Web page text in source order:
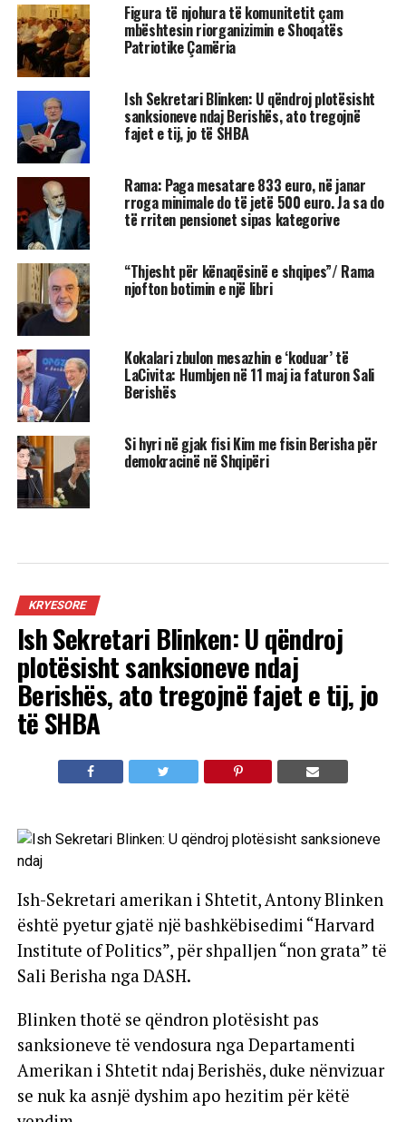
Figura të njohura të komunitetit çam
mbështesin riorganizimin e Shoqatës
Patriotike Çamëria
Ish Sekretari Blinken: U qëndroj plotësisht
sanksioneve ndaj Berishës, ato tregojnë
fajet e tij, jo të SHBA
Rama: Paga mesatare 833 euro, në janar
rroga minimale do të jetë 500 euro. Ja sa do
të rriten pensionet sipas kategorive
“Thjesht për kënaqësinë e shqipes”/ Rama
njofton botimin e një libri
Kokalari zbulon mesazhin e ‘koduar’ të
LaCivita: Humbjen në 11 maj ia faturon Sali
Berishës
Si hyri në gjak fisi Kim me fisin Berisha për
demokracinë në Shqipëri
KRYESORE
Ish Sekretari Blinken: U qëndroj
plotësisht sanksioneve ndaj
Berishës, ato tregojnë fajet e tij, jo
të SHBA
Ish-Sekretari amerikan i Shtetit, Antony Blinken
është pyetur gjatë një bashkëbisedimi “Harvard
Institute of Politics”, për shpalljen “non grata” të
Sali Berisha nga DASH.
Blinken thotë se qëndron plotësisht pas
sanksioneve të vendosura nga Departamenti
Amerikan i Shtetit ndaj Berishës, duke nënvizuar
se nuk ka asnjë dyshim apo hezitim për këtë